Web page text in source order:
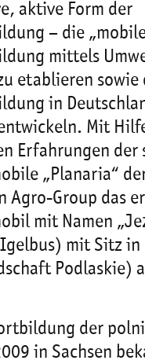
aktive Form der
– die
mittels
etablieren sowie
in
Mit
Erfahrungen der
„Planaria“
Agro-Group das
mit Namen
mit Sitz in
Podlaskie)
der
in Sachsen